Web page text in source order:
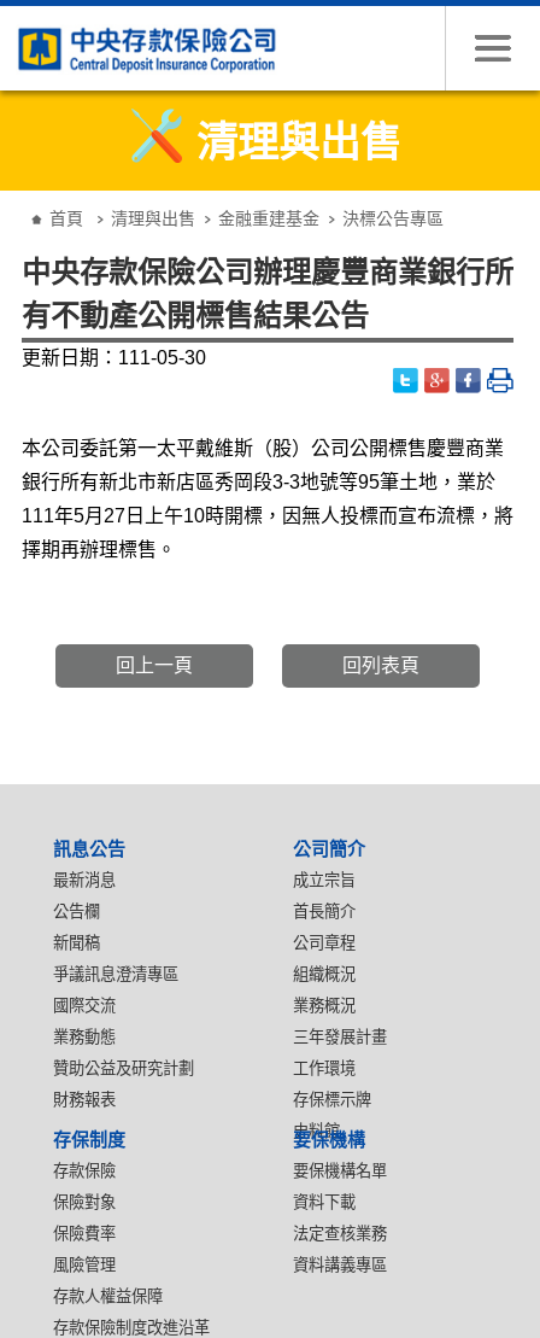
清理與出售
首頁 清理與出售 金融重建基金 決標公告專區
中央存款保險公司辦理慶豐商業銀行所
有不動產公開標售結果公告
更新日期：111-05-30
本公司委託第一太平戴維斯（股）公司公開標售慶豐商業
銀行所有新北市新店區秀岡段3-3地號等95筆土地，業於
111年5月27日上午10時開標，因無人投標而宣布流標，將
擇期再辦理標售。
回上一頁 回列表頁
訊息公告
最新消息
公告欄
新聞稿
爭議訊息澄清專區
國際交流
業務動態
贊助公益及研究計劃
財務報表
公司簡介
成立宗旨
首長簡介
公司章程
組織概況
業務概況
三年發展計畫
工作環境
存保標示牌
史料館
存保制度
存款保險
保險對象
保險費率
風險管理
存款人權益保障
存款保險制度改進沿革
要保機構
要保機構名單
資料下載
法定查核業務
資料講義專區